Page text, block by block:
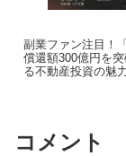
副業ファン注目！
償還額300億円を
る不動産投資の魅
コメント